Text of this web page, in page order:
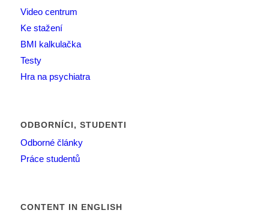
Video centrum
Ke stažení
BMI kalkulačka
Testy
Hra na psychiatra
ODBORNÍCI, STUDENTI
Odborné články
Práce studentů
CONTENT IN ENGLISH